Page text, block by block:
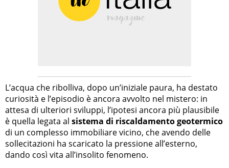
L’acqua che ribolliva, dopo un’iniziale paura, ha destato
curiosità e l’episodio è ancora avvolto nel mistero: in
attesa di ulteriori sviluppi, l’ipotesi ancora più plausibile
è quella legata al sistema di riscaldamento geotermico
di un complesso immobiliare vicino, che avendo delle
sollecitazioni ha scaricato la pressione all’esterno,
dando così vita all’insolito fenomeno.